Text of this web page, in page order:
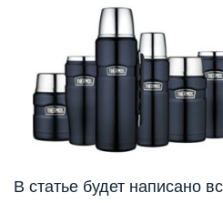
В статье будет написано